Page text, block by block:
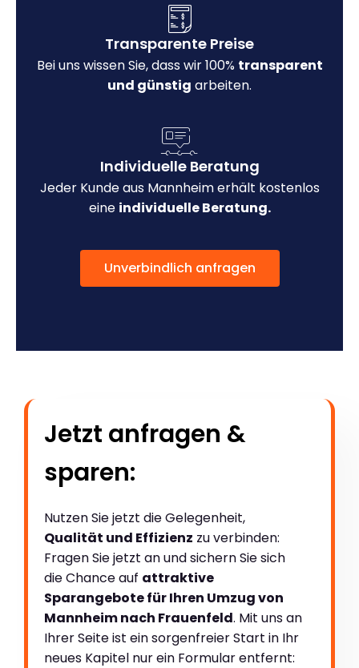
Transparente Preise
Bei uns wissen Sie, dass wir 100% transparent
und günstig arbeiten.
Individuelle Beratung
Jeder Kunde aus Mannheim erhält kostenlos
eine individuelle Beratung.
Unverbindlich anfragen
Jetzt anfragen &
sparen:
Nutzen Sie jetzt die Gelegenheit,
Qualität und Effizienz zu verbinden:
Fragen Sie jetzt an und sichern Sie sich
die Chance auf attraktive
Sparangebote für Ihren Umzug von
Mannheim nach Frauenfeld. Mit uns an
Ihrer Seite ist ein sorgenfreier Start in Ihr
neues Kapitel nur ein Formular entfernt: